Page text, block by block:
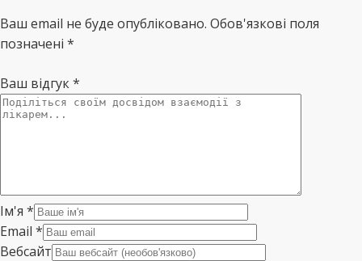
Ваш email не буде опубліковано. Обов'язкові поля
позначені *
Ваш відгук*
Ім'я *
Email *
Вебсайт